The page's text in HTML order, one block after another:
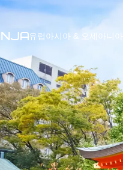
유럽 아시아 & 오세아니아